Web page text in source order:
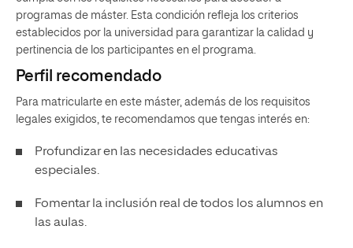
programas de máster. Esta condición refleja los criterios
establecidos por la universidad para garantizar la calidad y
pertinencia de los participantes en el programa.
Perfil recomendado
Para matricularte en este máster, además de los requisitos
legales exigidos, te recomendamos que tengas interés en:
Profundizar en las necesidades educativas
especiales.
Fomentar la inclusión real de todos los alumnos en
las aulas.